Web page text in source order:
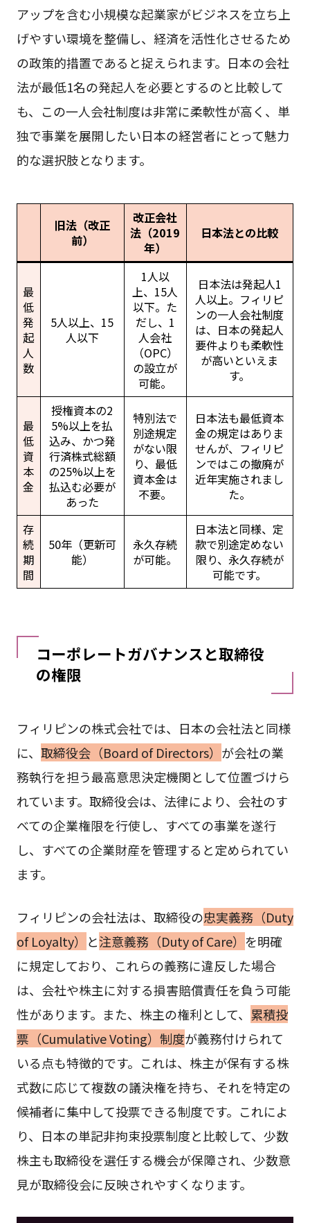
アップを含む小規模な起業家がビジネスを立ち上
げやすい環境を整備し、経済を活性化させるため
の政策的措置であると捉えられます。日本の会社
法が最低1名の発起人を必要とするのと比較して
も、この一人会社制度は非常に柔軟性が高く、単
独で事業を展開したい日本の経営者にとって魅力
的な選択肢となります。
旧法（改正
前）
改正会社
法（2019
年）
日本法との比較
最
低
発
起
人
数
5人以上、15
人以下
1人以
上、15人
以下。た
だし、1
人会社
（OPC）
の設立が
可能。
日本法は発起人1
人以上。フィリピ
ンの一人会社制度
は、日本の発起人
要件よりも柔軟性
が高いといえま
す。
最
低
資
本
金
授権資本の2
5%以上を払
込み、かつ発
行済株式総額
の25%以上を
払込む必要が
あった
特別法で
別途規定
がない限
り、最低
資本金は
不要。
日本法も最低資本
金の規定はありま
せんが、フィリピ
ンではこの撤廃が
近年実施されまし
た。
存
続
期
間
50年（更新可
能）
永久存続
が可能。
日本法と同様、定
款で別途定めない
限り、永久存続が
可能です。
コーポレートガバナンスと取締役
の権限
フィリピンの株式会社では、日本の会社法と同様
に、 取締役会（Board of Directors） が会社の業
務執行を担う最高意思決定機関として位置づけら
れています。取締役会は、法律により、会社のす
べての企業権限を行使し、すべての事業を遂行
し、すべての企業財産を管理すると定められてい
ます。
フィリピンの会社法は、取締役の忠実義務（Duty
of Loyalty） と注意義務（Duty of Care） を明確
に規定しており、これらの義務に違反した場合
は、会社や株主に対する損害賠償責任を負う可能
性があります。また、株主の権利として、 累積投
票（Cumulative Voting）制度が義務付けられて
いる点も特徴的です。これは、株主が保有する株
式数に応じて複数の議決権を持ち、それを特定の
候補者に集中して投票できる制度です。これによ
り、日本の単記非拘束投票制度と比較して、少数
株主も取締役を選任する機会が保障され、少数意
見が取締役会に反映されやすくなります。